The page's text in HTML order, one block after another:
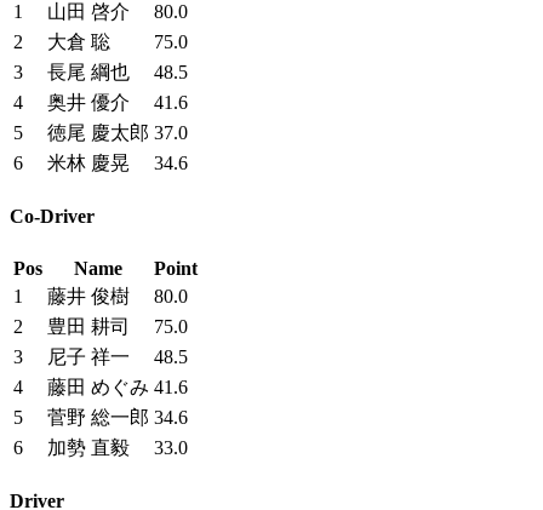
1
山田 啓介
80.0
2
大倉 聡
75.0
3
長尾 綱也
48.5
4
奥井 優介
41.6
5
徳尾 慶太郎 37.0
6
米林 慶晃 34.6
Co-Driver
Pos Name
Point
1
藤井 俊樹
80.0
2
豊田 耕司
75.0
3
尼子 祥一
48.5
4
藤田 めぐみ 41.6
5
菅野 総一郎 34.6
6
加勢 直毅 33.0
Driver